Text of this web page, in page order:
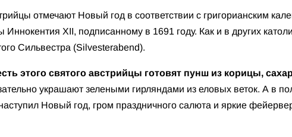
отмечают Новый год в соответствии с григорианским
Иннокентия XII, подписанному в 1691 году. Как и в других
Сильвестра (Silvesterabend).
этого святого австрийцы готовят пунш из корицы,
украшают зелеными гирляндами из еловых веток. А в
Новый год, гром праздничного салюта и яркие